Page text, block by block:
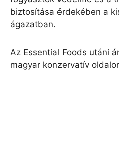
biztosítása érdekében a
ágazatban.
Az Essential Foods utáni
magyar konzervatív